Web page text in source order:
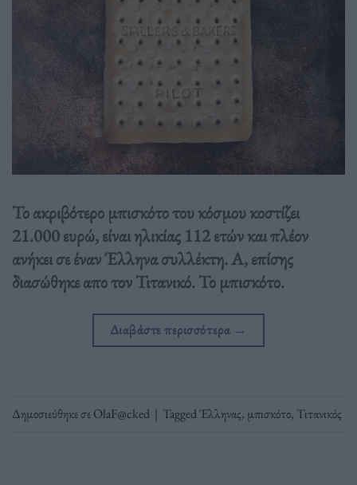
Το ακριβότερο μπισκότο του κόσμου κοστίζει
21.000 ευρώ, είναι ηλικίας 112 ετών και πλέον
ανήκει σε έναν Έλληνα συλλέκτη. Α, επίσης
διασώθηκε απο τον Τιτανικό. Το μπισκότο.
Διαβάστε περισσότερα →
Δημοσιεύθηκε σεOlaF@cked | TaggedΈλληνας, μπισκότο, Τιτανικός